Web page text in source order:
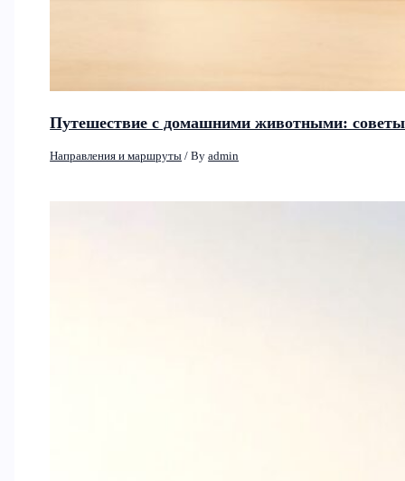
Путешествие с домашними животными:
Направления и маршруты / Byadmin